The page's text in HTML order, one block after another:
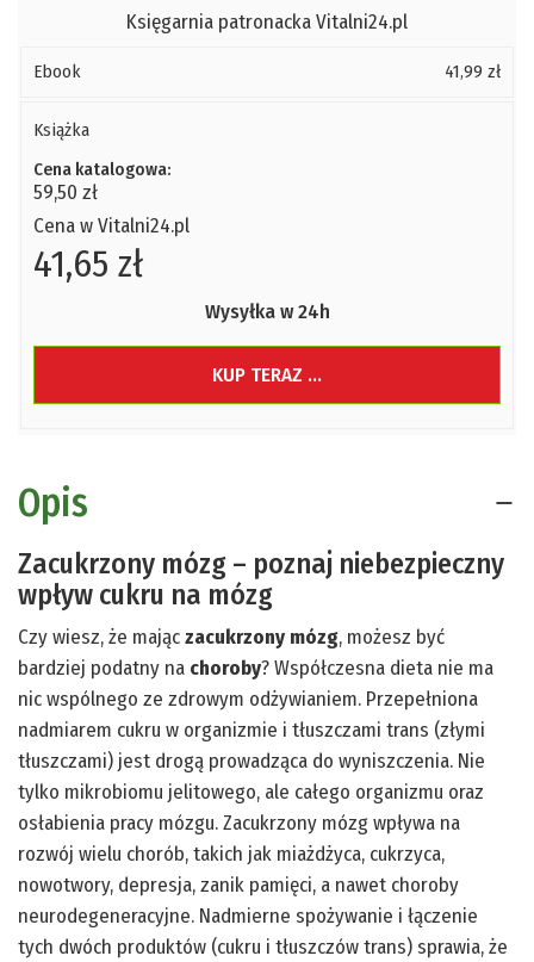
Księgarnia patronacka Vitalni24.pl
Ebook 41,99 zł
Książka
Cena katalogowa:
59,50 zł
Cena w Vitalni24.pl
41,65 zł
Wysyłka w 24h
KUP TERAZ ...
Opis
Zacukrzony mózg – poznaj niebezpieczny
wpływ cukru na mózg
Czy wiesz, że majączacukrzony mózg, możesz być
bardziej podatny na choroby? Współczesna dieta nie ma
nic wspólnego ze zdrowym odżywianiem. Przepełniona
nadmiarem cukru w organizmie i tłuszczami trans (złymi
tłuszczami) jest drogą prowadząca do wyniszczenia. Nie
tylko mikrobiomu jelitowego, ale całego organizmu oraz
osłabienia pracy mózgu. Zacukrzony mózg wpływa na
rozwój wielu chorób, takich jak miażdżyca, cukrzyca,
nowotwory, depresja, zanik pamięci, a nawet choroby
neurodegeneracyjne. Nadmierne spożywanie i łączenie
tych dwóch produktów (cukru i tłuszczów trans) sprawia, że